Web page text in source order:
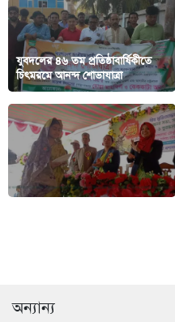
যুবদলের ৪৬ তম প্রতিষ্ঠাবার্ষিকীতে
চিৎমরমে আনন্দ শোভাযাত্রা
অন্যান্য